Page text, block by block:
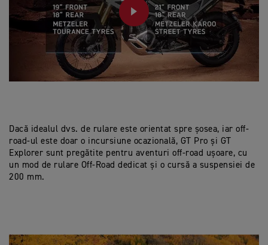
PLAY
Dacă idealul dvs. de rulare este orientat spre șosea, iar off-
road-ul este doar o incursiune ocazională, GT Pro și GT
Explorer sunt pregătite pentru aventuri off-road ușoare, cu
un mod de rulare Off-Road dedicat și o cursă a suspensiei de
200 mm.